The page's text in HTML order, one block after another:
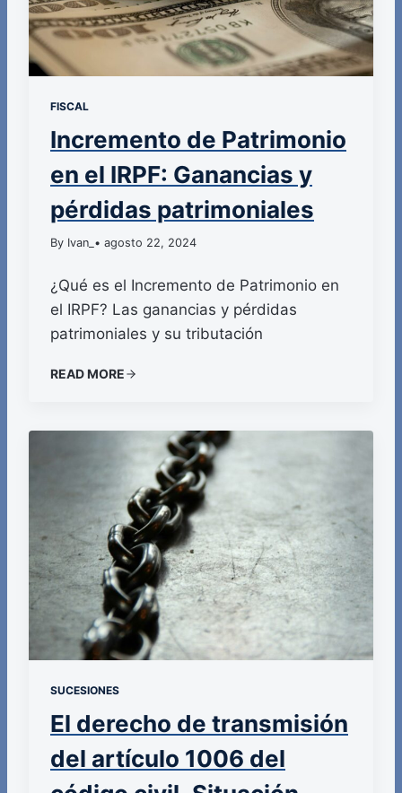
FISCAL
Incremento de Patrimonio
en el IRPF: Ganancias y
pérdidas patrimoniales
By Ivan_ • agosto 22, 2024
¿Qué es el Incremento de Patrimonio en
el IRPF? Las ganancias y pérdidas
patrimoniales y su tributación
READ MORE
SUCESIONES
El derecho de transmisión
del artículo 1006 del